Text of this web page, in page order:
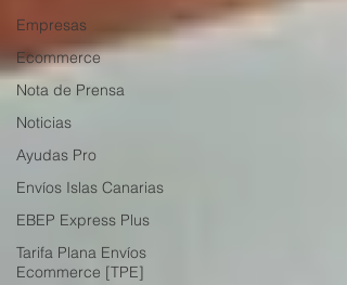
Empresas
Ecommerce
Nota de Prensa
Noticias
Ayudas Pro
Envíos Islas Canarias
EBEP Express Plus
Tarifa Plana Envíos
Ecommerce [TPE]